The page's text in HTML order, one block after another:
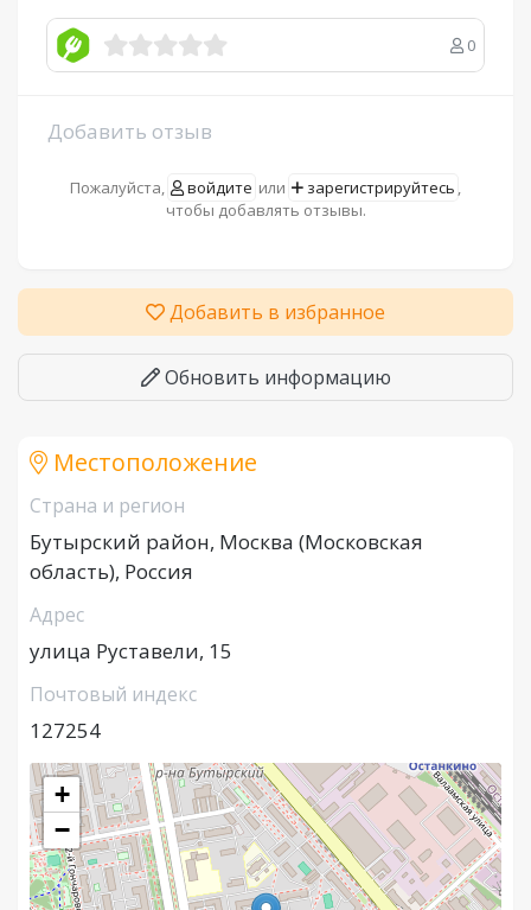
0
Добавить отзыв
Пожалуйста, войдите или зарегистрируйтесь ,
чтобы добавлять отзывы.
Добавить в избранное
Обновить информацию
Местоположение
Страна и регион
Бутырский район, Москва (Московская
область), Россия
Адрес
улица Руставели, 15
Почтовый индекс
127254
+
−